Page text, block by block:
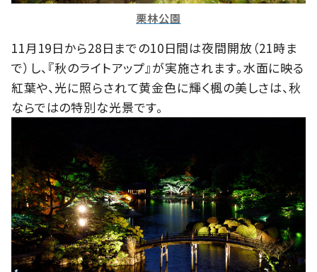
栗林公園
11月19日から28日までの10日間は夜間開放（21時ま
で）し、『秋のライトアップ』が実施されます。水面に映る
紅葉や、光に照らされて黄金色に輝く楓の美しさは、秋
ならではの特別な光景です。